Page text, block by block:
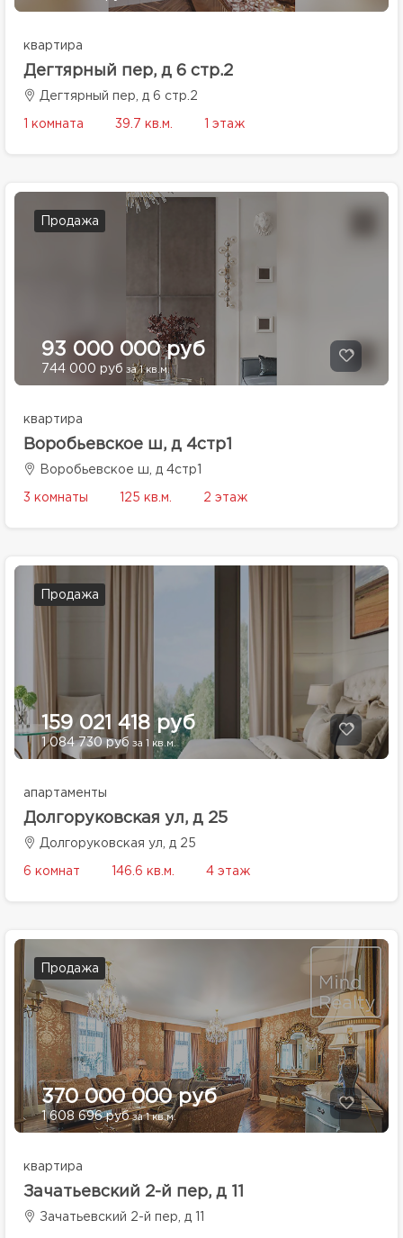
квартира
Дегтярный пер, д 6 стр.2
Дегтярный пер, д 6 стр.2
1 комната 39.7 кв.м. 1 этаж
Продажа
93 000 000 руб
744 000 руб за 1 кв.м.
квартира
Воробьевское ш, д 4стр1
Воробьевское ш, д 4стр1
3 комнаты 125 кв.м. 2 этаж
Продажа
159 021 418 руб
1 084 730 руб за 1 кв.м.
апартаменты
Долгоруковская ул, д 25
Долгоруковская ул, д 25
6 комнат 146.6 кв.м. 4 этаж
Продажа
370 000 000 руб
1 608 696 рубза 1 кв.м.
квартира
Зачатьевский 2-й пер, д 11
Зачатьевский 2-й пер, д 11